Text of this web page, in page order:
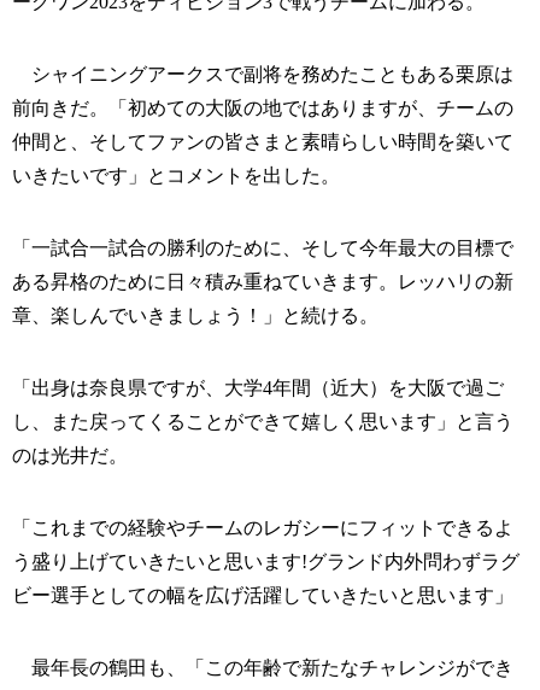
シャイニングアークスで副将を務めたこともある栗原は
前向きだ。「初めての大阪の地ではありますが、チームの
仲間と、そしてファンの皆さまと素晴らしい時間を築いて
いきたいです」とコメントを出した。
「一試合一試合の勝利のために、そして今年最大の目標で
ある昇格のために日々積み重ねていきます。レッハリの新
章、楽しんでいきましょう！」と続ける。
「出身は奈良県ですが、大学4年間（近大）を大阪で過ご
し、また戻ってくることができて嬉しく思います」と言う
のは光井だ。
「これまでの経験やチームのレガシーにフィットできるよ
う盛り上げていきたいと思います!グランド内外問わずラグ
ビー選手としての幅を広げ活躍していきたいと思います」
最年長の鶴田も、「この年齢で新たなチャレンジができ